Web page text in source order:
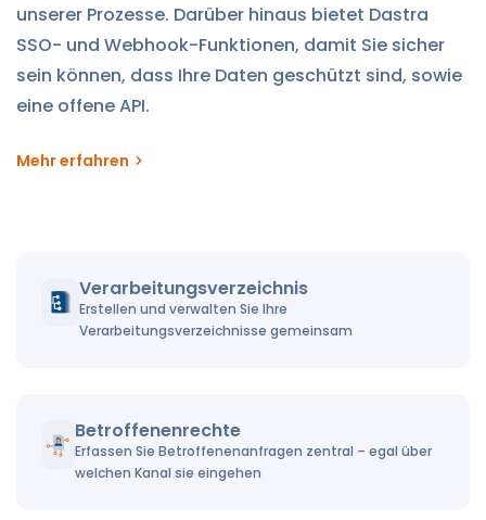
unserer Prozesse. Darüber hinaus bietet Dastra
SSO- und Webhook-Funktionen, damit Sie sicher
sein können, dass Ihre Daten geschützt sind, sowie
eine offene API.
Mehr erfahren
Verarbeitungsverzeichnis
Erstellen und verwalten Sie Ihre
Verarbeitungsverzeichnisse gemeinsam
Betroffenenrechte
Erfassen Sie Betroffenenanfragen zentral – egal über
welchen Kanal sie eingehen